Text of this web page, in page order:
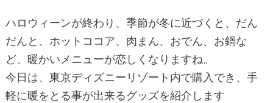
ハロウィーンが終わり、季節が冬に近づくと、だん
だんと、ホットココア、肉まん、おでん、お鍋な
ど、暖かいメニューが恋しくなりますね。
今日は、東京ディズニーリゾート内で購入でき、手
軽に暖をとる事が出来るグッズを紹介します